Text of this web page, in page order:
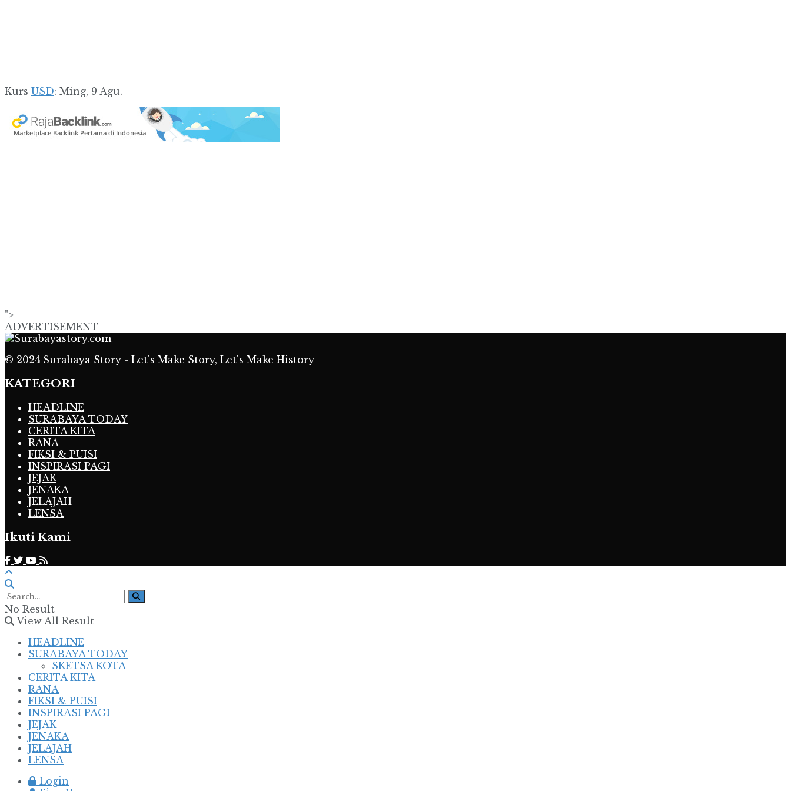
Kurs USD: Ming, 9 Agu.
">
ADVERTISEMENT
© 2024 Surabaya Story - Let's Make Story, Let's Make History
KATEGORI
HEADLINE
SURABAYA TODAY
CERITA KITA
RANA
FIKSI & PUISI
INSPIRASI PAGI
JEJAK
JENAKA
JELAJAH
LENSA
Ikuti Kami
No Result
View All Result
HEADLINE
SURABAYA TODAY
SKETSA KOTA
CERITA KITA
RANA
FIKSI & PUISI
INSPIRASI PAGI
JEJAK
JENAKA
JELAJAH
LENSA
Login